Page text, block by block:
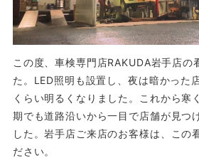
この度、車検専門店RAKUDA岩手店の
た。LED照明も設置し、夜は暗かった
くらい明るくなりました。これから寒
期でも道路沿いから一目で店舗が見つ
した。岩手店ご来店のお客様は、この
ださい。